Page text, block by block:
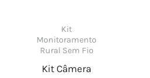
Kit
Monitoramento
Rural Sem Fio
Kit Câmera